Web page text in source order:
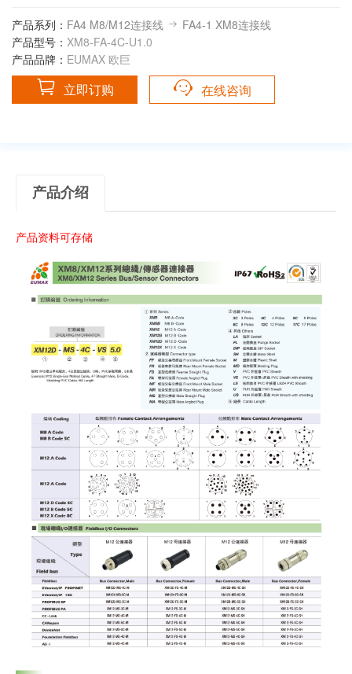
产品系列： FA4 M8/M12连接线
FA4-1 XM8连接线
产品型号： XM8-FA-4C-U1.0
产品品牌： EUMAX 欧巨
立即订购 在线咨询
产品介绍
产品资料可存储